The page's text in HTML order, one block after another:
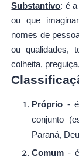
Substantivo: é
ou que
nomes de
ou qualidades,
colheita,
Próprio -
conjunto
Paraná,
Comum -